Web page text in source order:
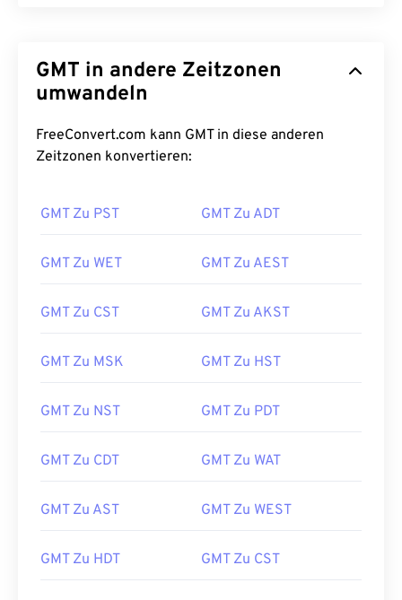
GMT in andere Zeitzonen
umwandeln
FreeConvert.com kann GMT in diese anderen
Zeitzonen konvertieren:
GMT Zu PST GMT Zu ADT
GMT Zu WET GMT Zu AEST
GMT Zu CST GMT Zu AKST
GMT Zu MSK GMT Zu HST
GMT Zu NST GMT Zu PDT
GMT Zu CDT GMT Zu WAT
GMT Zu AST GMT Zu WEST
GMT Zu HDT GMT Zu CST